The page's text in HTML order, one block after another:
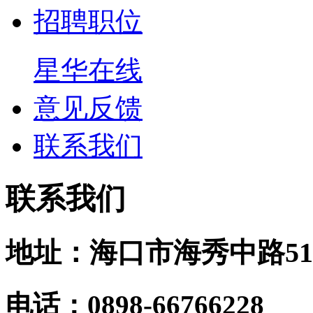
招聘职位
星华在线
意见反馈
联系我们
联系我们
地址：海口市海秀中路
电话：0898-66766228